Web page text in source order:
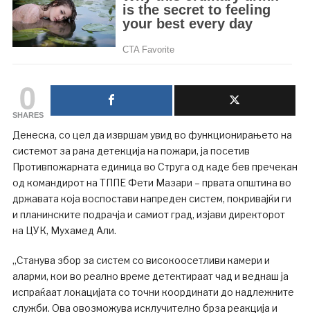
0
SHARES
Денеска, со цел да извршам увид во функционирањето на
системот за рана детекција на пожари, ја посетив
Противпожарната единица во Струга од каде бев пречекан
од командирот на ТППЕ Фети Мазари – првата општина во
државата која воспостави напреден систем, покривајќи ги
и планинските подрачја и самиот град, изјави директорот
на ЦУК, Мухамед Али.
„Станува збор за систем со високоосетливи камери и
аларми, кои во реално време детектираат чад и веднаш ја
испраќаат локацијата со точни координати до надлежните
служби. Ова овозможува исклучително брза реакција и